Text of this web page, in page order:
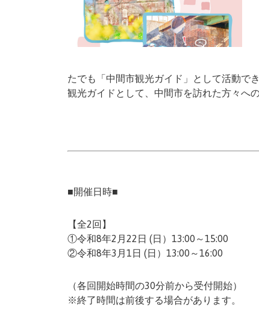
たでも「中間市観光ガイド」として活動でき
観光ガイドとして、中間市を訪れた方々へ
■開催日時■
【全2回】
①令和8年2月22日 (日）13:00～15:00
②令和8年3月1日 (日）13:00～16:00
（各回開始時間の30分前から受付開始）
※終了時間は前後する場合があります。